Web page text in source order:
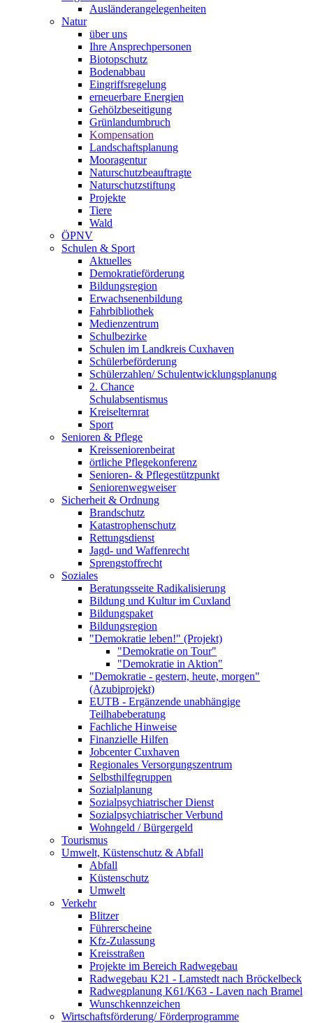
Ausländerangelegenheiten
Natur
über uns
Ihre Ansprechpersonen
Biotopschutz
Bodenabbau
Eingriffsregelung
erneuerbare Energien
Gehölzbeseitigung
Grünlandumbruch
Kompensation
Landschaftsplanung
Mooragentur
Naturschutzbeauftragte
Naturschutzstiftung
Projekte
Tiere
Wald
ÖPNV
Schulen & Sport
Aktuelles
Demokratieförderung
Bildungsregion
Erwachsenenbildung
Fahrbibliothek
Medienzentrum
Schulbezirke
Schulen im Landkreis Cuxhaven
Schülerbeförderung
Schülerzahlen/ Schulentwicklungsplanung
2. Chance
Schulabsentismus
Kreiselternrat
Sport
Senioren & Pflege
Kreisseniorenbeirat
örtliche Pflegekonferenz
Senioren- & Pflegestützpunkt
Seniorenwegweiser
Sicherheit & Ordnung
Brandschutz
Katastrophenschutz
Rettungsdienst
Jagd- und Waffenrecht
Sprengstoffrecht
Soziales
Beratungsseite Radikalisierung
Bildung und Kultur im Cuxland
Bildungspaket
Bildungsregion
"Demokratie leben!" (Projekt)
"Demokratie on Tour"
"Demokratie in Aktion"
"Demokratie - gestern, heute, morgen"
(Azubiprojekt)
EUTB - Ergänzende unabhängige
Teilhabeberatung
Fachliche Hinweise
Finanzielle Hilfen
Jobcenter Cuxhaven
Regionales Versorgungszentrum
Selbsthilfegruppen
Sozialplanung
Sozialpsychiatrischer Dienst
Sozialpsychiatrischer Verbund
Wohngeld / Bürgergeld
Tourismus
Umwelt, Küstenschutz & Abfall
Abfall
Küstenschutz
Umwelt
Verkehr
Blitzer
Führerscheine
Kfz-Zulassung
Kreisstraßen
Projekte im Bereich Radwegebau
Radwegebau K21 - Lamstedt nach Bröckelbeck
Radwegplanung K61/K63 - Laven nach Bramel
Wunschkennzeichen
Wirtschaftsförderung/ Förderprogramme